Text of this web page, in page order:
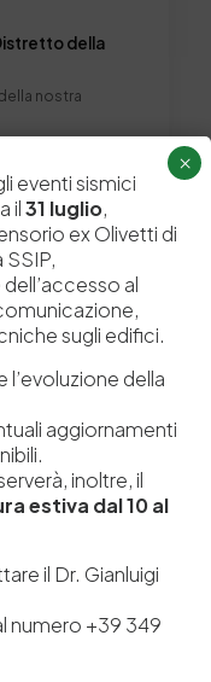
della
nostra
obbligatori sono
eventi sismici
il31 luglio,
ex Olivetti di
SSIP,
al
sugli edifici.
l’evoluzione della
aggiornamenti
inoltre, il
estiva dal 10 al
il Dr. Gianluigi
numero +39 349
×